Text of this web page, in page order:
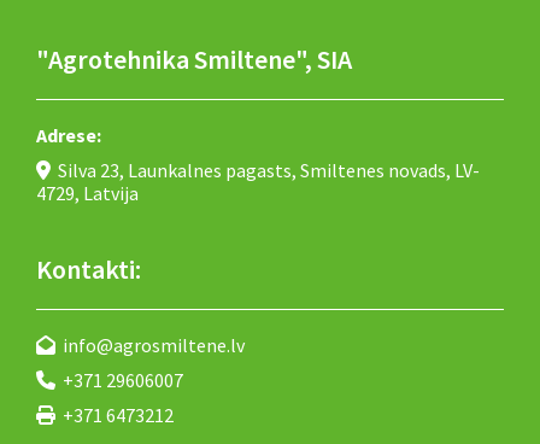
"Agrotehnika Smiltene", SIA
Adrese:
 Silva 23, Launkalnes pagasts, Smiltenes novads, LV-
4729, Latvija
Kontakti:
 info@agrosmiltene.lv
 +371 29606007
 +371 6473212